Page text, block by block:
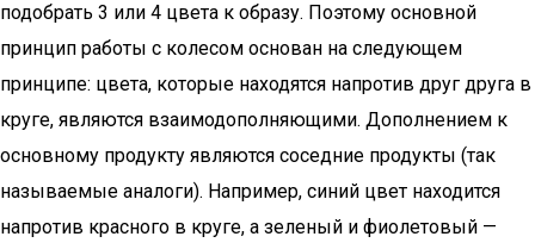
подобрать 3 или 4 цвета к образу. Поэтому основной
принцип работы с колесом основан на следующем
принципе: цвета, которые находятся напротив друг друга в
круге, являются взаимодополняющими. Дополнением к
основному продукту являются соседние продукты (так
называемые аналоги). Например, синий цвет находится
напротив красного в круге, а зеленый и фиолетовый —